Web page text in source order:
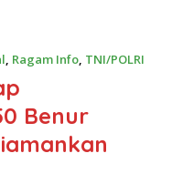
, Ragam Info, TNI/POLRI
Benur